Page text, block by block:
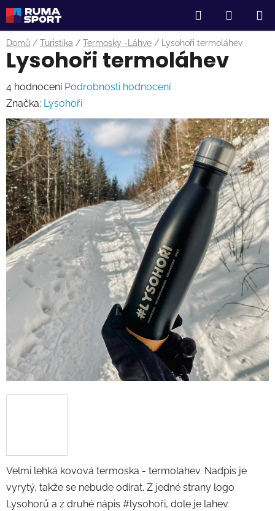
Přejít
na
obsah
Hledat
KOŠÍK
Domů / Turistika / Termosky -Láhve / Lysohoři termoláhev
Velmi lehká kovová termoska - termolahev. Nadpis je
vyrytý, takže se nebude odírat. Z jedné strany logo
Lysohorů a z druhé nápis #lysohoři, dole je lahev
Lysohoři termoláhev
Průměrné
hodnocení
produktu
je
4,3
z
5
hvězdiček.
4 hodnocení Podrobnosti hodnocení
Značka: Lysohoři